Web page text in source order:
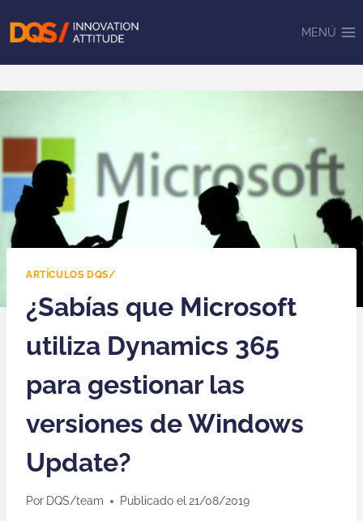
MENÚ
ARTÍCULOS DQS/
¿Sabías que Microsoft
utiliza Dynamics 365
para gestionar las
versiones de Windows
Update?
Por DQS/team Publicado el 21/08/2019